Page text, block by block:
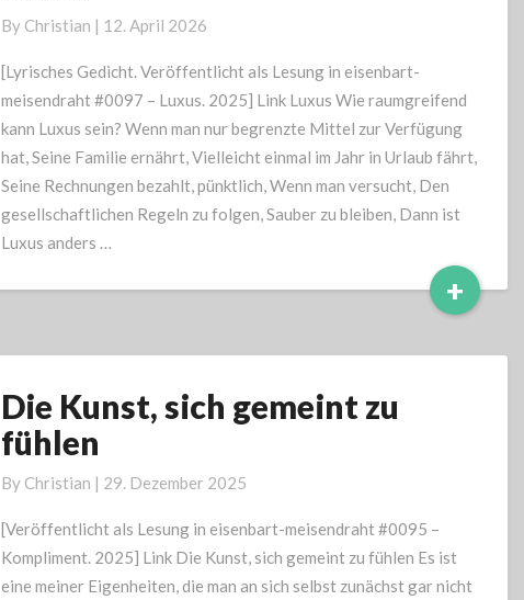
By Christian | 12. April 2026
[Lyrisches Gedicht. Veröffentlicht als Lesung in eisenbart-
meisendraht #0097 – Luxus. 2025] Link Luxus Wie raumgreifend
kann Luxus sein? Wenn man nur begrenzte Mittel zur Verfügung
hat, Seine Familie ernährt, Vielleicht einmal im Jahr in Urlaub fährt,
Seine Rechnungen bezahlt, pünktlich, Wenn man versucht, Den
gesellschaftlichen Regeln zu folgen, Sauber zu bleiben, Dann ist
Luxus anders …
+Read
More
Die
Kunst,
sich
gemeint
fühlen
Die Kunst, sich gemeint zu
fühlen
By Christian | 29. Dezember 2025
[Veröffentlicht als Lesung in eisenbart-meisendraht #0095 –
Kompliment. 2025] Link Die Kunst, sich gemeint zu fühlen Es ist
eine meiner Eigenheiten, die man an sich selbst zunächst gar nicht